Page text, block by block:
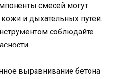
смесей могут
и дыхательных путей.
соблюдайте
выравнивание бетона